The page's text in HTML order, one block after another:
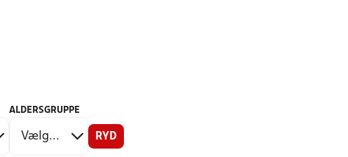
ALDERSGRUPPE
RYD